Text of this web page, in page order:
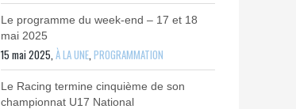
Le programme du week-end – 17 et 18
mai 2025
15 mai 2025,À LA UNE,PROGRAMMATION
Le Racing termine cinquième de son
championnat U17 National